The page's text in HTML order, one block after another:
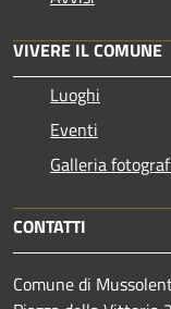
VIVERE IL COMUNE
Luoghi
Eventi
Galleria
CONTATTI
Comune di